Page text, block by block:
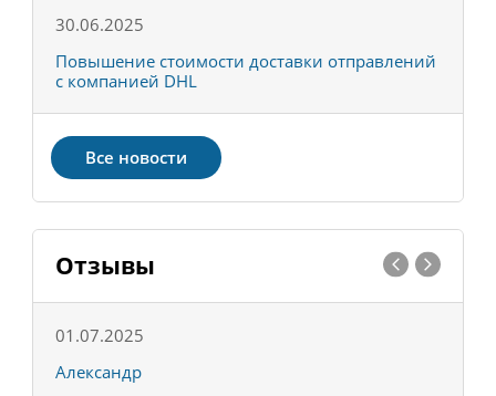
30.06.2025
Повышение стоимости доставки отправлений
с компанией DHL
Все новости
Отзывы
01.07.2025
Александр